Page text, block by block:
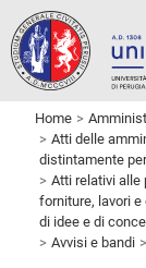
Home
Atti delle
distintamente
Atti relativi alle
forniture, lavori
di idee e di
Avvisi e bandi